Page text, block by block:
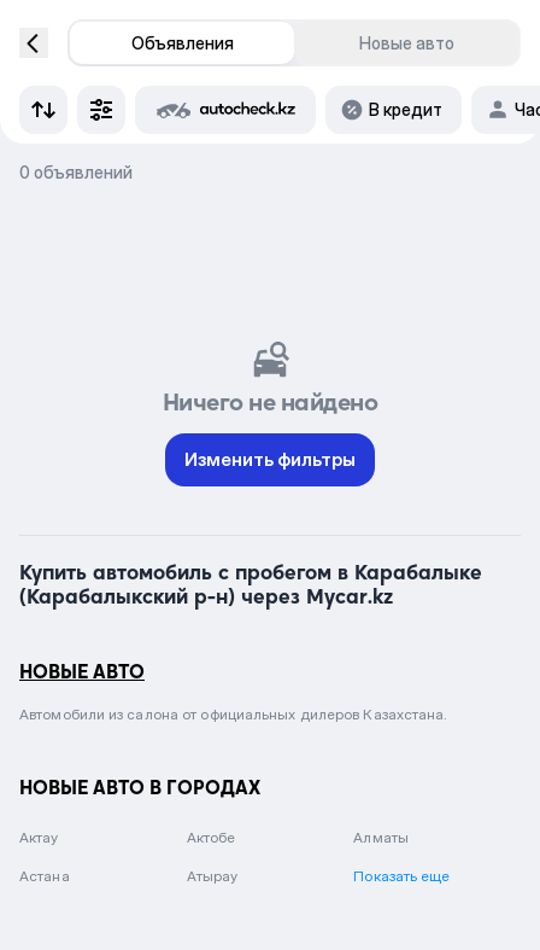
Объявления Новые авто
В кредит
0 объявлений
Ничего не найдено
Изменить фильтры
Купить автомобиль с пробегом в Карабалыке
(Карабалыкский р-н) через Mycar.kz
НОВЫЕ АВТО
Автомобили из салона от официальных дилеров Казахстана.
НОВЫЕ АВТО В ГОРОДАХ
Актау Актобе Алматы
Астана Атырау Показать еще